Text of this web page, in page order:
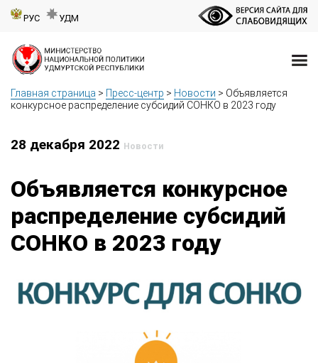
РУС УДМ
Главная страница > Пресс-центр > Новости > Объявляется
конкурсное распределение субсидий СОНКО в 2023 году
28 декабря 2022 Новости
Объявляется конкурсное
распределение субсидий
СОНКО в 2023 году